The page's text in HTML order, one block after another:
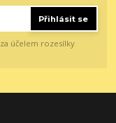
Přihlásit se
za účelem rozesílky